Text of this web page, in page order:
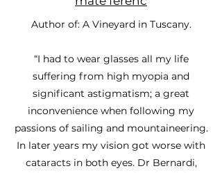
Author of: A Vineyard in Tuscany.
“I had to wear glasses all my life
suffering from high myopia and
significant astigmatism; a great
inconvenience when following my
passions of sailing and mountaineering.
In later years my vision got worse with
cataracts in both eyes. Dr Bernardi,